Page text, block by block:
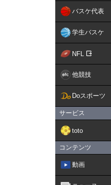
バスケ代表
学生バスケ
NFL
他競技
Doスポーツ
サービス
toto
コンテンツ
動画